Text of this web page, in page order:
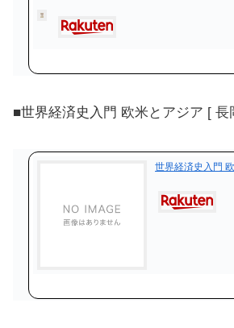
■世界経済史入門 欧米とアジア [ 長
世界経済史入門